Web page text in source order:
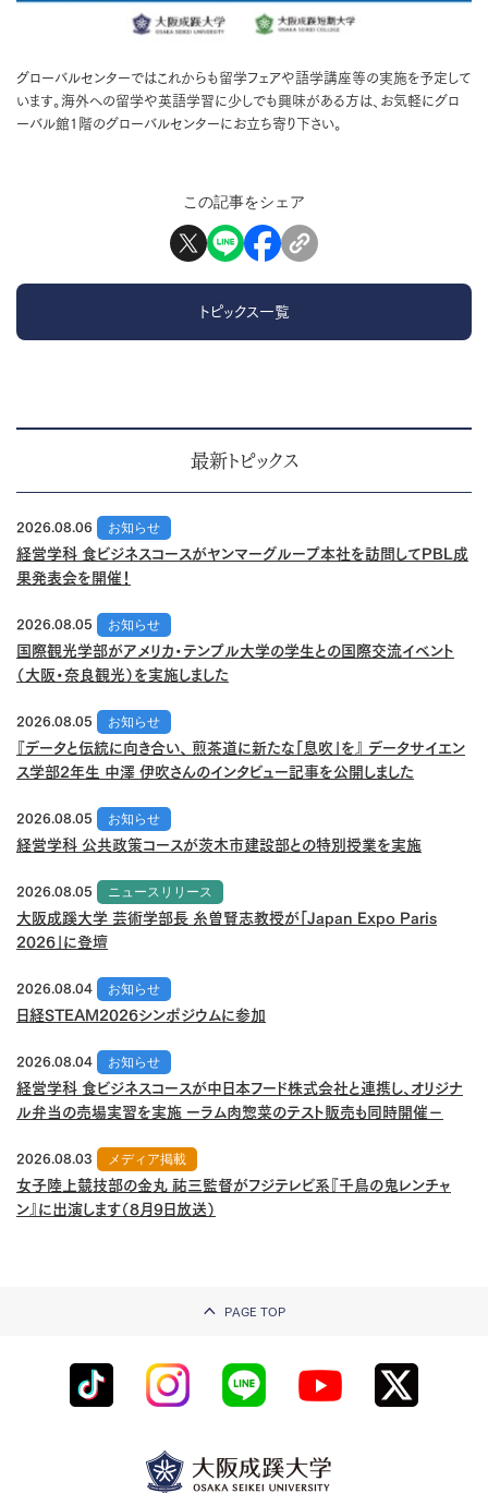
グローバルセンターではこれからも留学フェアや語学講座等の実施を予定して
います。海外への留学や英語学習に少しでも興味がある方は、お気軽にグロ
ーバル館1階のグローバルセンターにお立ち寄り下さい。
この記事をシェア
トピックス一覧
最新トピックス
2026.08.06
お知らせ
経営学科 食ビジネスコースがヤンマーグループ本社を訪問してPBL成
果発表会を開催！
2026.08.05
お知らせ
国際観光学部がアメリカ・テンプル大学の学生との国際交流イベント
（大阪・奈良観光）を実施しました
2026.08.05
お知らせ
『データと伝統に向き合い、 煎茶道に新たな「息吹」を』 データサイエン
ス学部2年生 中澤 伊吹さんのインタビュー記事を公開しました
2026.08.05
お知らせ
経営学科 公共政策コースが茨木市建設部との特別授業を実施
2026.08.05
ニュースリリース
大阪成蹊大学 芸術学部長 糸曽賢志教授が「Japan Expo Paris
2026」に登壇
2026.08.04
お知らせ
日経STEAM2026シンポジウムに参加
2026.08.04
お知らせ
経営学科 食ビジネスコースが中日本フード株式会社と連携し、オリジナ
ル弁当の売場実習を実施 ーラム肉惣菜のテスト販売も同時開催－
2026.08.03
メディア掲載
女子陸上競技部の金丸 祐三監督がフジテレビ系『千鳥の鬼レンチャ
ン』に出演します（8月9日放送）
PAGE TOP